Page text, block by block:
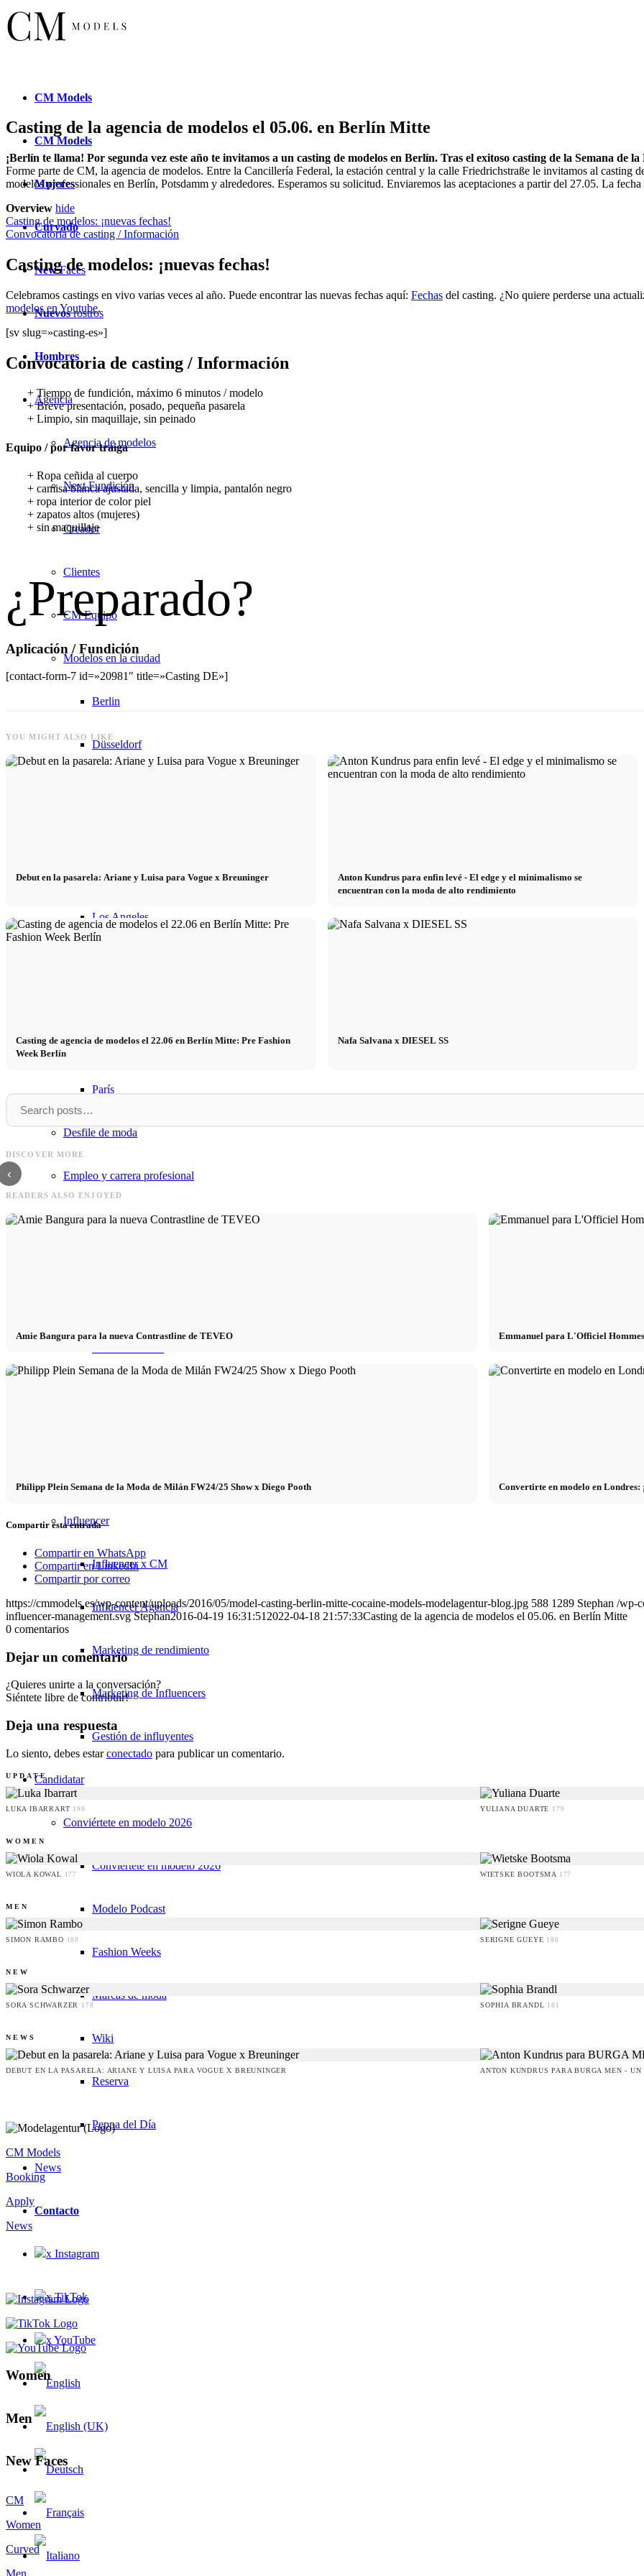
CM Models
CMModels
Mujeres
Curvado
NewFaces
Nuevosrostros
Hombres
Agencia
Agencia de modelos
Next Fundición
Creador
Clientes
CM Equipo
Modelos en la ciudad
Berlin
Düsseldorf
London
Los Angeles
New York
París
Desfile de moda
Empleo y carrera profesional
BY CM
Influencer
Influencer x CM
Influencer Agencia
Marketing de rendimiento
Marketing de Influencers
Gestión de influyentes
Candidatar
Conviértete en modelo 2026
Conviértete en modelo 2026
Modelo Podcast
Fashion Weeks
Marcas de moda
Wiki
Reserva
Peppa del Día
News
Contacto
x Instagram
x TikTok
x YouTube
Casting de la agencia de modelos el 05.06. en Berlín Mitte
¡Berlín te llama! Por segunda vez este año te invitamos a un casting de modelos en Berlín. Tras el exitoso casting de la Semana de
Forme parte de CM, la agencia de modelos. Entre la Cancillería Federal, la estación central y la calle Friedrichstraße le invitamos al casting
modelos professionales en Berlín, Potsdamm y alrededores. Esperamos su solicitud. Enviaremos las aceptaciones a partir del 27.05. La
Overview hide
Casting de modelos: ¡nuevas fechas!
Convocatoria de casting / Información
Casting de modelos: ¡nuevas fechas!
Celebramos castings en vivo varias veces al año. Puede encontrar las nuevas fechas aquí: Fechas del casting. ¿No quiere perderse una
modelos en Youtube.
[sv slug=»casting-es»]
Convocatoria de casting / Información
+ Tiempo de fundición, máximo 6 minutos / modelo
+ Breve presentación, posado, pequeña pasarela
+ Limpio, sin maquillaje, sin peinado
Equipo / por favor traiga
+ Ropa ceñida al cuerpo
+ camisa blanca ajustada, sencilla y limpia, pantalón negro
+ ropa interior de color piel
+ zapatos altos (mujeres)
+ sin maquillaje
¿Preparado?
Aplicación / Fundición
[contact-form-7 id=»20981″ title=»Casting DE»]
YOU MIGHT ALSO LIKE
Debut en la pasarela: Ariane y Luisa para Vogue x Breuninger
Anton Kundrus para enfin levé - El edge y el minimalismo se
encuentran con la moda de alto rendimiento
Casting de agencia de modelos el 22.06 en Berlín Mitte: Pre Fashion
Week Berlín
Nafa Salvana x DIESEL SS
DISCOVER MORE
‹
moda en Mallorca
READERS ALSO ENJOYED
Amie Bangura para la nueva Contrastline de TEVEO Emmanuel para L'Officiel
Philipp Plein Semana de la Moda de Milán FW24/25 Show x Diego Pooth Convertirte en modelo en
Compartir esta entrada
Compartir en WhatsApp
Compartir en LinkedIn
Compartir por correo
https://cmmodels.es/wp-content/uploads/2016/05/model-casting-berlin-mitte-cocaine-models-modelagentur-blog.jpg 588 1289 Stephan /wp-
influencer-management.svg Stephan2016-04-19 16:31:51 2022-04-18 21:57:33Casting de la agencia de modelos el 05.06. en Berlín Mitte
0 comentarios
Dejar un comentario
¿Quieres unirte a la conversación?
Siéntete libre de contribuir!
Deja una respuesta
Lo siento, debes estarconectado para publicar un comentario.
UPDATE
LUKA IBARRART 190 YULIANA DUARTE 179
WOMEN
WIOLA KOWAL 177 WIETSKE BOOTSMA 177
MEN
SIMON RAMBO 188 SERIGNE GUEYE 186
NEW
SORA SCHWARZER 178 SOPHIA BRANDL 181
NEWS
DEBUT EN LA PASARELA: ARIANE Y LUISA PARA VOGUE X BREUNINGER ANTON KUNDRUS PARA BURGA MEN -
CM Models
Booking
Apply
News
Women
Men
New Faces
CM
Women
Curved
Men